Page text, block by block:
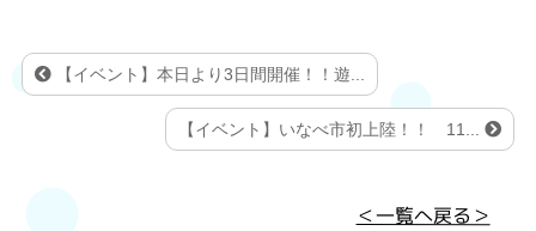
【イベント】本日より3日間開催！！遊...
【イベント】いなべ市初上陸！！ 11...
＜一覧へ戻る＞